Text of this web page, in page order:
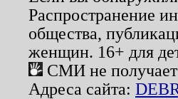
Распространение
общества,
женщин. 16+ для
СМИ не
Адреса сайта: